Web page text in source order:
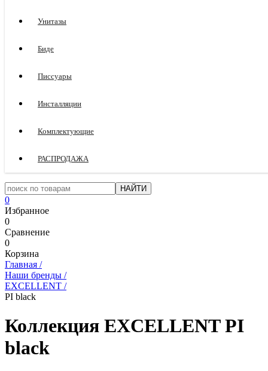
Унитазы
Биде
Писсуары
Инсталляции
Комплектующие
РАСПРОДАЖА
0
Избранное
0
Сравнение
0
Корзина
Главная /
Наши бренды /
EXCELLENT /
PI black
Коллекция EXCELLENT PI
black